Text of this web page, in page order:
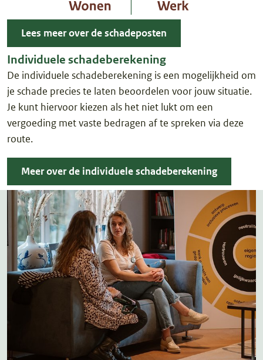
Lees meer over de schadeposten
Individuele schadeberekening
De individuele schadeberekening is een mogelijkheid om
je schade precies te laten beoordelen voor jouw situatie.
Je kunt hiervoor kiezen als het niet lukt om een
vergoeding met vaste bedragen af te spreken via deze
route.
Meer over de individuele schadeberekening